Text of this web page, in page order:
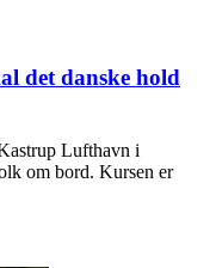
det danske hold
Lufthavn i
om bord. Kursen er